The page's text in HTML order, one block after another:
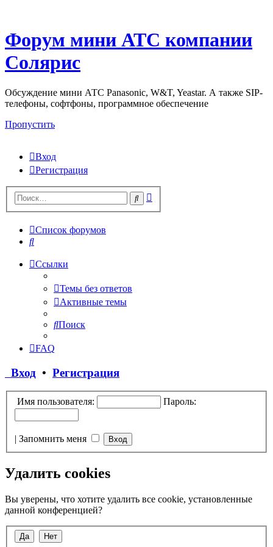
Форум мини АТС компании
Солярис
Обсуждение мини АТС Panasonic, W&T, Yeastar. А также SIP-
телефоны, софтфоны, программное обеспечение
Пропустить
Вход
Регистрация
Поиск
Список форумов
Поиск
Ссылки
Темы без ответов
Активные темы
Поиск
FAQ
Вход • Регистрация
Имя пользователя: Пароль:
| Запомнить меня
Удалить cookies
Вы уверены, что хотите удалить все cookie, установленные
данной конференцией?